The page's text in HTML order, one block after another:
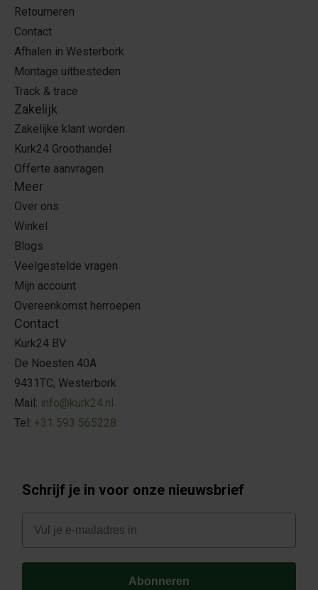
Retourneren
Contact
Afhalen in Westerbork
Montage uitbesteden
Track & trace
Zakelijk
Zakelijke klant worden
Kurk24 Groothandel
Offerte aanvragen
Meer
Over ons
Winkel
Blogs
Veelgestelde vragen
Mijn account
Overeenkomst herroepen
Contact
Kurk24 BV
De Noesten 40A
9431TC, Westerbork
Mail: info@kurk24.nl
Tel: +31 593 565228
Schrijf je in voor onze nieuwsbrief
E-mail
Abonneren